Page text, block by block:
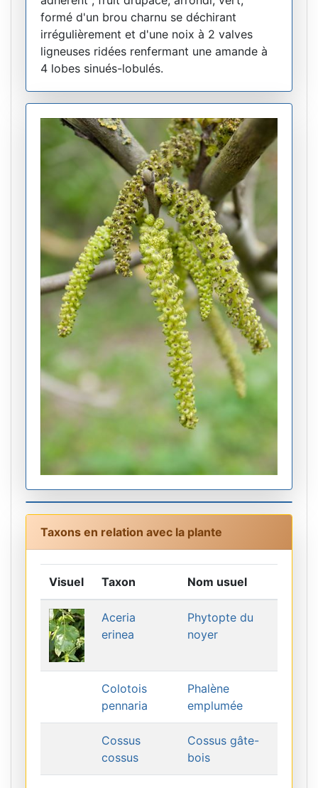
formé d'un brou charnu se déchirant
irrégulièrement et d'une noix à 2 valves
ligneuses ridées renfermant une amande à
4 lobes sinués-lobulés.
Taxons en relation avec la plante
Visuel Taxon Nom usuel
Aceria
erinea
Phytopte du
noyer
Colotois
pennaria
Phalène
emplumée
Cossus
cossus
Cossus gâte-
bois